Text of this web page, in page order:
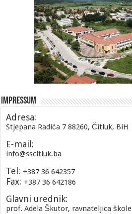
Impressum
Adresa:
Stjepana Radića 7 88260, Čitluk, BiH
E-mail:
info@sscitluk.ba
Tel: +387 36 642357
Fax: +387 36 642186
Glavni urednik:
prof. Adela Škutor, ravnateljica škole